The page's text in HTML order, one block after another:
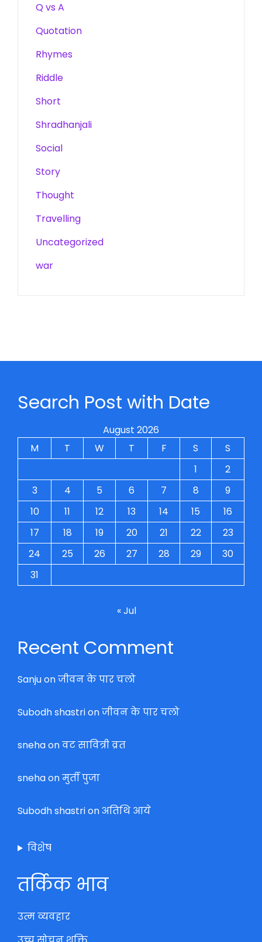
Q vs A
Quotation
Rhymes
Riddle
Short
Shradhanjali
Social
Story
Thought
Travelling
Uncategorized
war
Search Post with Date
August 2026
M
T W T F S
S
1
2
3
4 5 6 7 8
9
10
11 12 13 14 15
16
17
18 19 20 21 22
23
24
25 26 27 28 29
30
31
« Jul
Recent Comment
Sanjuonजीवन के पार चलो
Subodh shastrionजीवन के पार चलो
snehaonवट सावित्री व्रत
snehaonमुर्ती पुजा
Subodh shastrionअतिथि आये
विशेष
तर्किक भाव
उत्म व्यवहार